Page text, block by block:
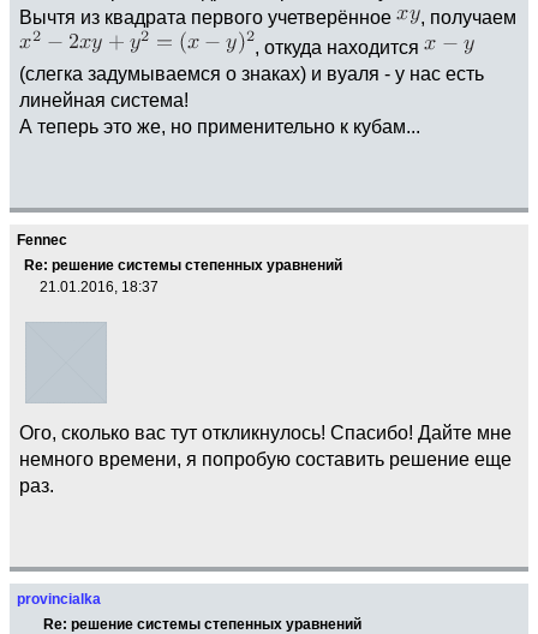
Вычтя из квадрата первого учетверённое
, получаем
, откуда находится
(слегка задумываемся о знаках) и вуаля - у нас есть
линейная система!
А теперь это же, но применительно к кубам...
Fennec
Re: решение системы степенных уравнений
21.01.2016, 18:37
Ого, сколько вас тут откликнулось! Спасибо! Дайте мне
немного времени, я попробую составить решение еще
раз.
provincialka
Re: решение системы степенных уравнений